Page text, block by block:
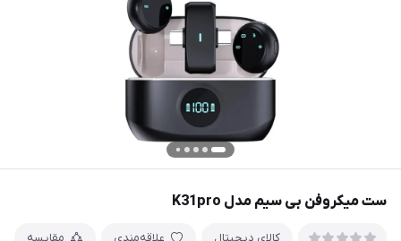
ست میکروفن بی سیم مدل K31pro
کالای دیجیتال علاقه‌مندی مقایسه